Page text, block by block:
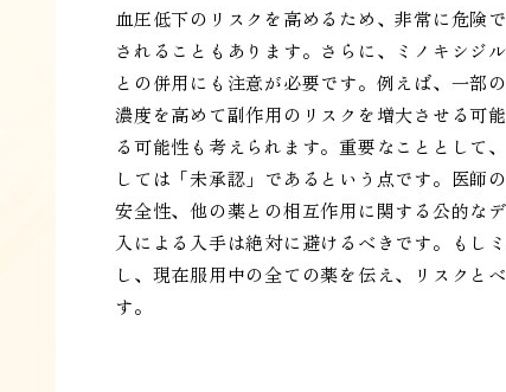
血圧低下のリスクを高めるため、非常に危険
されることもあります。さらに、ミノキシジ
との併用にも注意が必要です。例えば、一部
濃度を高めて副作用のリスクを増大させる可
る可能性も考えられます。重要なこととして
しては「未承認」であるという点です。医師
安全性、他の薬との相互作用に関する公的な
入による入手は絶対に避けるべきです。もし
し、現在服用中の全ての薬を伝え、リスクと
す。